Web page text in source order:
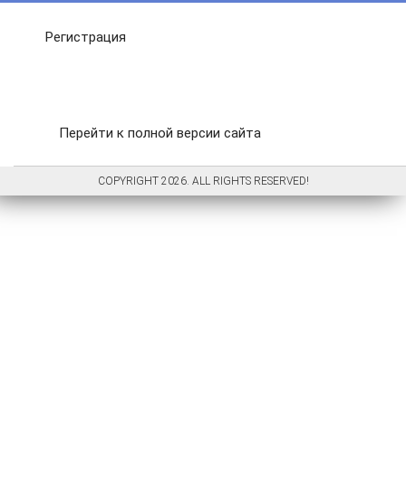
Регистрация
Перейти к полной версии сайта
COPYRIGHT 2026. ALL RIGHTS RESERVED!